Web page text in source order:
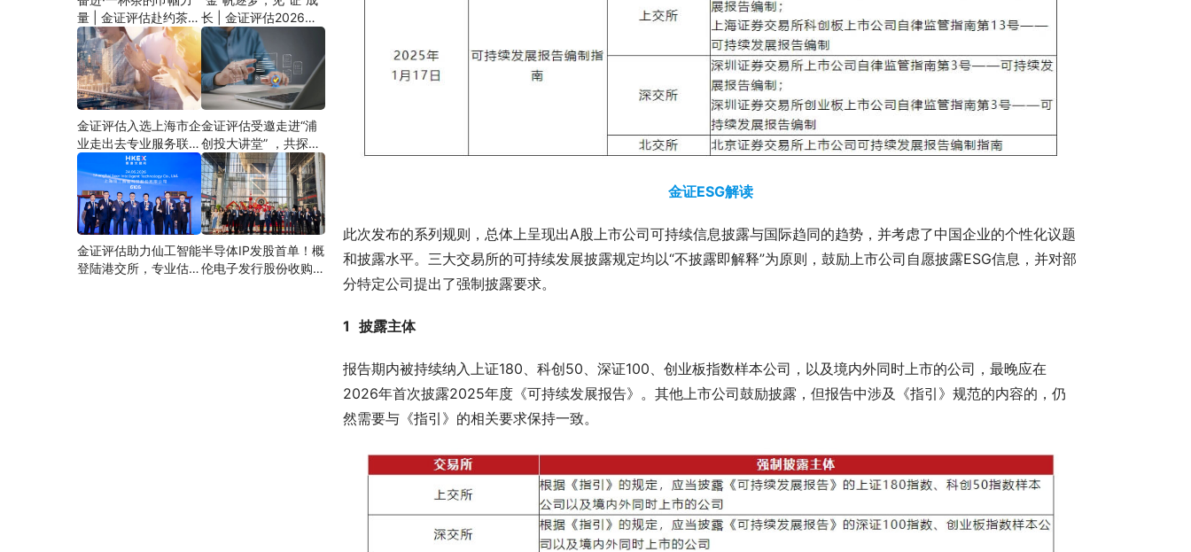
金证ESG解读
此次发布的系列规则，总体上呈现出A股上市公司可持续信息披露与国际趋同的趋势，并考虑了中国企业的个性化议题
和披露水平。三大交易所的可持续发展披露规定均以“不披露即解释”为原则，鼓励上市公司自愿披露ESG信息，并对部
分特定公司提出了强制披露要求。
1 披露主体
报告期内被持续纳入上证180、科创50、深证100、创业板指数样本公司，以及境内外同时上市的公司，最晚应在
2026年首次披露2025年度《可持续发展报告》。其他上市公司鼓励披露，但报告中涉及《指引》规范的内容的，仍
然需要与《指引》的相关要求保持一致。
量 | 金证评估赴约茶文
化雅集活动
长 | 金证评估2026年
新员工培训圆满收官
金证评估入选上海市企
业走出去专业服务联
盟，立足价值管理打造
企业出海服务矩阵
金证评估受邀走进“浦
创投大讲堂” ，共探国
资评估合规与先导产业
估值实践
金证评估助力仙工智能
登陆港交所，专业估值
半导体IP发股首单！概
伦电子发行股份收购资